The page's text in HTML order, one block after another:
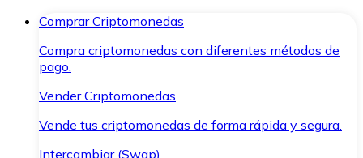
Comprar Criptomonedas
Compra criptomonedas con diferentes métodos de
pago.
Vender Criptomonedas
Vende tus criptomonedas de forma rápida y segura.
Intercambiar (Swap)